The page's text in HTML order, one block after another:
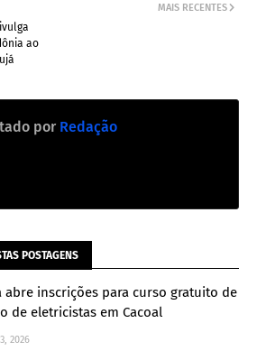
MAIS RECENTES
ao
por Redação
POSTAGENS
abre inscrições para curso gratuito de
de eletricistas em Cacoal
2026